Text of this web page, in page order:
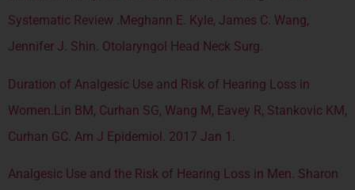
Systematic Review .Meghann E. Kyle, James C. Wang,
Jennifer J. Shin. Otolaryngol Head Neck Surg
Duration of Analgesic Use and Risk of Hearing Loss in
Women.Lin BM, Curhan SG, Wang M, Eavey R, Stankovic KM,
Curhan GC. Am J Epidemiol. 2017 Jan 1.
Analgesic Use and the Risk of Hearing Loss in Men. Sharon